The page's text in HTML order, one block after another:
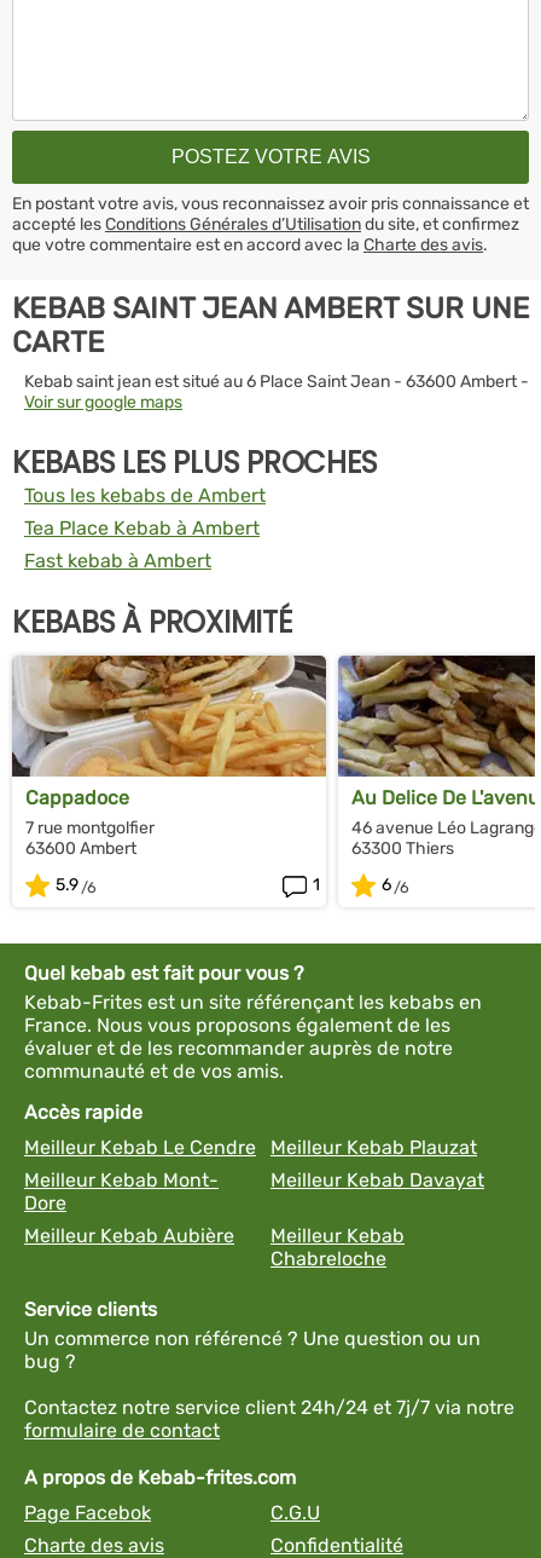
En postant votre avis, vous reconnaissez avoir pris connaissance et
accepté lesConditions Générales d’Utilisationdu site, et confirmez
que votre commentaire est en accord avec la Charte des avis.
KEBAB SAINT JEAN AMBERT SUR UNE
CARTE
Kebab saint jean est situé au 6 Place Saint Jean - 63600 Ambert -
Voir sur google maps
KEBABS LES PLUS PROCHES
Tous les kebabs de Ambert
Tea Place Kebab à Ambert
Fast kebab à Ambert
KEBABS À PROXIMITÉ
Cappadoce
7 rue montgolfier
63600 Ambert
5.9
1
Au Delice De
46 avenue Léo
63300 Thiers
6
Quel kebab est fait pour vous ?
Kebab-Frites est un site référençant les kebabs en
France. Nous vous proposons également de les
évaluer et de les recommander auprès de notre
communauté et de vos amis.
Accès rapide
Meilleur Kebab Le Cendre
Meilleur Kebab Plauzat
Meilleur Kebab Mont-
Dore
Meilleur Kebab Davayat
Meilleur Kebab Aubière
Meilleur Kebab
Chabreloche
Service clients
Un commerce non référencé ? Une question ou un
bug ?
Contactez notre service client 24h/24 et 7j/7 via notre
formulaire de contact
A propos de Kebab-frites.com
Page Facebok
C.G.U
Charte des avis
Confidentialité